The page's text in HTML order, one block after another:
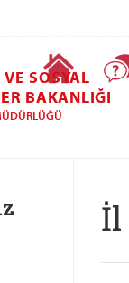
Ana Sayfa
SOSYAL
BAKANLIĞI
İl